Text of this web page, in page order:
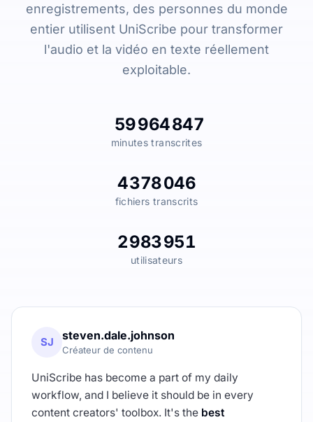
enregistrements, des personnes du monde
entier utilisent UniScribe pour transformer
l'audio et la vidéo en texte réellement
exploitable.
59 964 847
minutes transcrites
4 378 046
fichiers transcrits
2 983 951
utilisateurs
SJ steven.dale.johnson
Créateur de contenu
UniScribe has become a part of my daily
workflow, and I believe it should be in every
content creators' toolbox. It's the best